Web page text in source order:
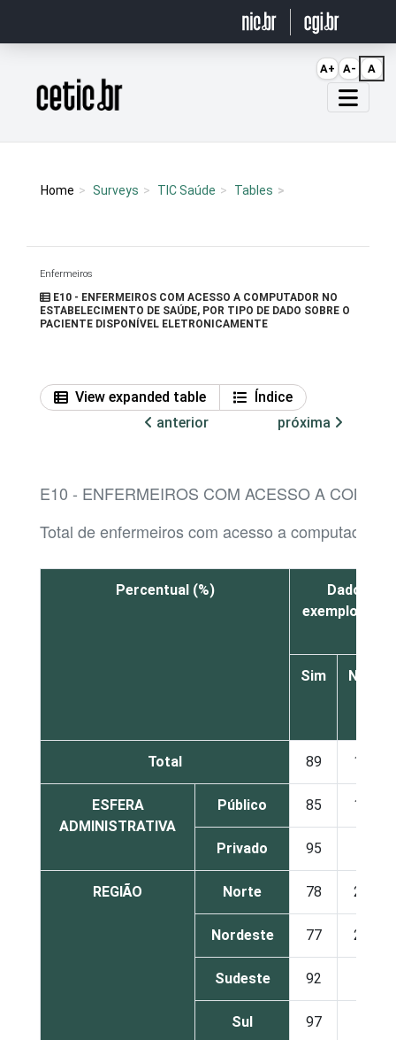
Página inicial
Home Surveys TIC Saúde Tables
Enfermeiros
E10 - ENFERMEIROS COM ACESSO A COMPUTADOR NO
ESTABELECIMENTO DE SAÚDE, POR TIPO DE DADO SOBRE O
PACIENTE DISPONÍVEL ELETRONICAMENTE
View expanded table
Índice
anterior
próxima
E10 - ENFERMEIROS COM ACESSO A
Total de enfermeiros com acesso a computador
Percentual (%)
Dados
exemplo,
Sim Não
Total 89 11
ESFERA
ADMINISTRATIVA
Público 85 15
Privado 95
REGIÃO Norte 78 22
Nordeste 77 23
Sudeste 92
Sul 97
A+ A- A